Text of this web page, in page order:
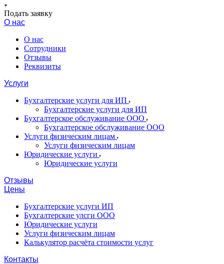
Подать заявку
О нас
О нас
Сотрудники
Отзывы
Реквизиты
Услуги
Бухгалтерские услуги для ИП
Бухгалтерские услуги для ИП
Бухгалтерское обслуживание ООО
Бухгалтерское обслуживание ООО
Услуги физическим лицам
Услуги физическим лицам
Юридические услуги
Юридические услуги
Отзывы
Цены
Бухгалтерские услуги ИП
Бухгалтерские улсги ООО
Юридические услуги
Услуги физическим лицам
Калькулятор расчёта стоимости услуг
Контакты